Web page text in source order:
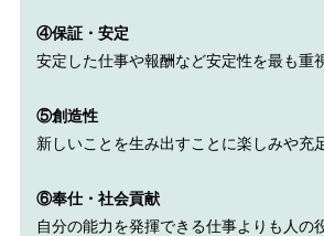
④保証・安定
安定した仕事や報酬など安定性を最も重
⑤創造性
新しいことを生み出すことに楽しみや充
⑥奉仕・社会貢献
自分の能力を発揮できる仕事よりも人の